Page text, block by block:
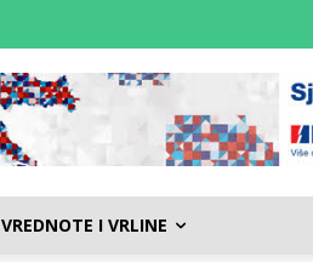
VREDNOTE I VRLINE